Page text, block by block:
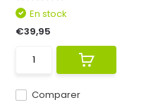
Comparer
En stock
€39,95